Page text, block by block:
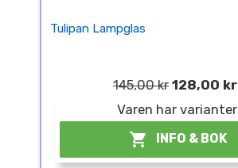
Tulipan Lampglas
145,00 kr 128,00 kr
Varen har varianter
 INFO & BOK